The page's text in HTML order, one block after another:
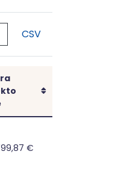
CSV
Rikiuoti
produkto prototipo
vandens
€